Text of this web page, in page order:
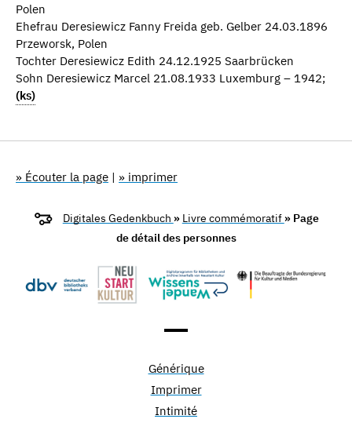
Polen
Ehefrau Deresiewicz Fanny Freida geb. Gelber 24.03.1896
Przeworsk, Polen
Tochter Deresiewicz Edith 24.12.1925 Saarbrücken
Sohn Deresiewicz Marcel 21.08.1933 Luxemburg – 1942;
(ks)
» Écouter la page | » imprimer
Digitales Gedenkbuch » Livre commémoratif » Page
de détail des personnes
Générique
Imprimer
Intimité